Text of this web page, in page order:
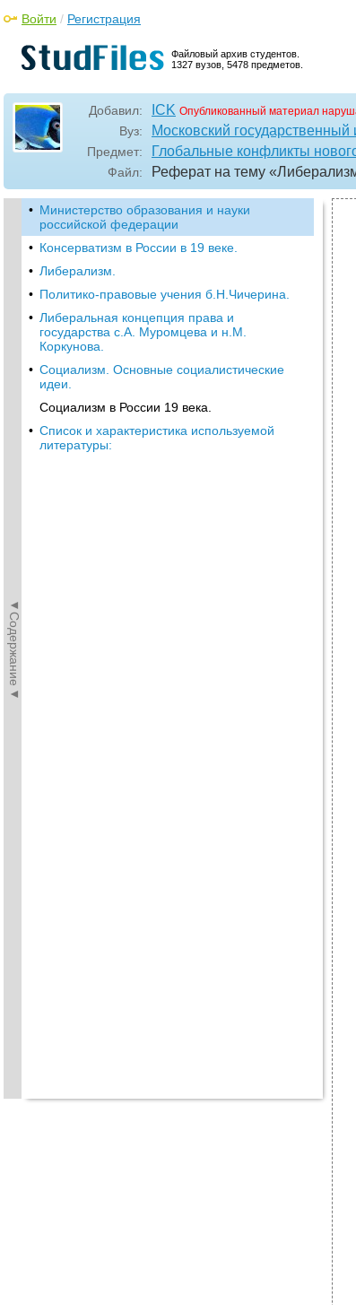
Файловый архив студентов.
1327 вузов, 5478 предметов.
Войти / Регистрация
Добавил: ICK Опубликованный материал
Вуз: Московский государственный
Предмет: Глобальные конфликты
Файл: Реферат на тему
◄Содержание◄
• Министерство образования и науки
российской федерации
• Консерватизм в России в 19 веке.
• Либерализм.
• Политико-правовые учения б.Н.Чичерина.
• Либеральная концепция права и
государства с.А. Муромцева и н.М.
Коркунова.
• Социализм. Основные социалистические
идеи.
Социализм в России 19 века.
• Список и характеристика используемой
литературы: